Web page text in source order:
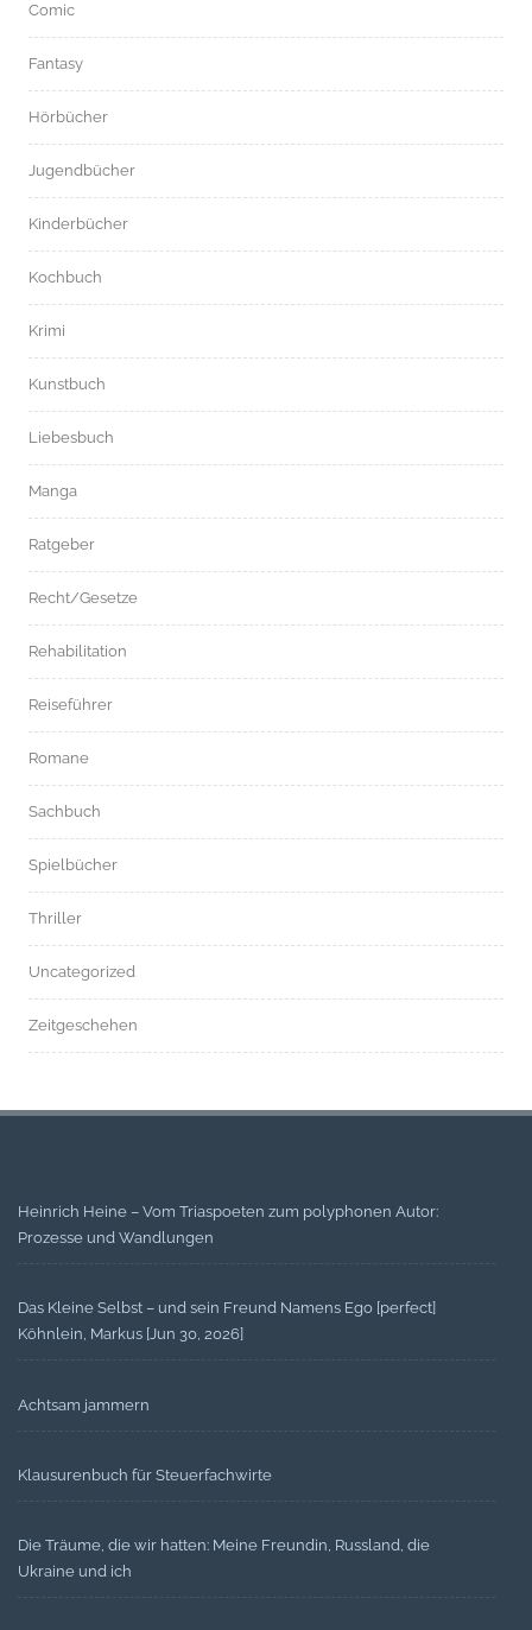
Comic
Fantasy
Hörbücher
Jugendbücher
Kinderbücher
Kochbuch
Krimi
Kunstbuch
Liebesbuch
Manga
Ratgeber
Recht/Gesetze
Rehabilitation
Reiseführer
Romane
Sachbuch
Spielbücher
Thriller
Uncategorized
Zeitgeschehen
Heinrich Heine – Vom Triaspoeten zum polyphonen Autor:
Prozesse und Wandlungen
Das Kleine Selbst – und sein Freund Namens Ego [perfect]
Köhnlein, Markus [Jun 30, 2026]
Achtsam jammern
Klausurenbuch für Steuerfachwirte
Die Träume, die wir hatten: Meine Freundin, Russland, die
Ukraine und ich